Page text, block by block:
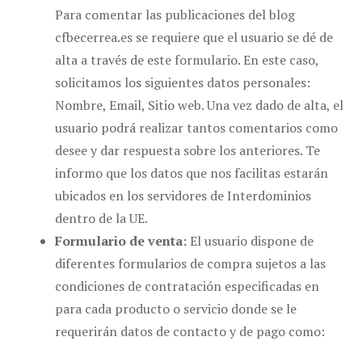
Para comentar las publicaciones del blog
cfbecerrea.es se requiere que el usuario se dé de
alta a través de este formulario. En este caso,
solicitamos los siguientes datos personales:
Nombre, Email, Sitio web. Una vez dado de alta, el
usuario podrá realizar tantos comentarios como
desee y dar respuesta sobre los anteriores. Te
informo que los datos que nos facilitas estarán
ubicados en los servidores de Interdominios
dentro de la UE.
Formulario de venta:El usuario dispone de
diferentes formularios de compra sujetos a las
condiciones de contratación especificadas en
para cada producto o servicio donde se le
requerirán datos de contacto y de pago como: